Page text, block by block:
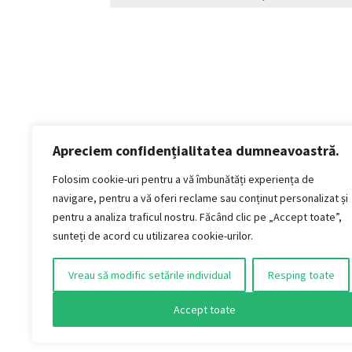
Apreciem confidențialitatea dumneavoastră.
Folosim cookie-uri pentru a vă îmbunătăți experiența de
navigare, pentru a vă oferi reclame sau conținut personalizat și
pentru a analiza traficul nostru. Făcând clic pe „Accept toate”,
sunteți de acord cu utilizarea cookie-urilor.
Vreau să modific setările individual Resping toate
Accept toate
Politică de confidențialitate
Termeni si conditii
Politica de cookies
Politica de livrare și retur
Politica de plată
Formular Retur
AUDIO VINTAGE S.R.L.
CUI: 51415401 / J2025016743004